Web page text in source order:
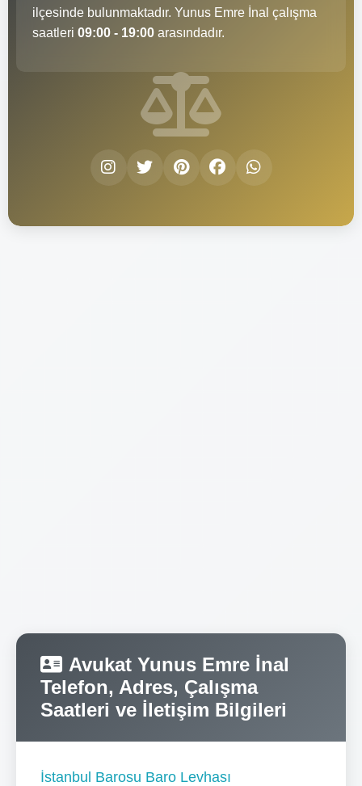
ilçesinde bulunmaktadır. Yunus Emre İnal çalışma
saatleri 09:00 - 19:00 arasındadır.
Avukat Yunus Emre İnal
Telefon, Adres, Çalışma
Saatleri ve İletişim Bilgileri
İstanbul Barosu Baro Levhası